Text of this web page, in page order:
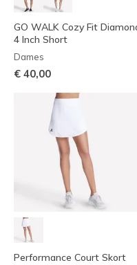
GO WALK Cozy Fit
4 Inch Short
Dames
€ 40,00
Performance Court Skort